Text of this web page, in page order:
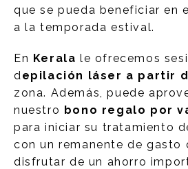
que se pueda beneficiar en
a la temporada estival.
En Keralale ofrecemos
d epilación láser a partir
zona. Además, puede
nuestro bono regalo por
para iniciar su tratamiento
con un remanente de gasto
disfrutar de un ahorro